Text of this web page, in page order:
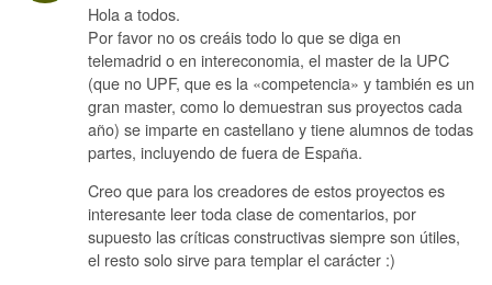
Hola a todos.
Por favor no os creáis todo lo que se diga en
telemadrid o en intereconomia, el master de la UPC
(que no UPF, que es la «competencia» y también es un
gran master, como lo demuestran sus proyectos cada
año) se imparte en castellano y tiene alumnos de todas
partes, incluyendo de fuera de España.
Creo que para los creadores de estos proyectos es
interesante leer toda clase de comentarios, por
supuesto las críticas constructivas siempre son útiles,
el resto solo sirve para templar el carácter :)